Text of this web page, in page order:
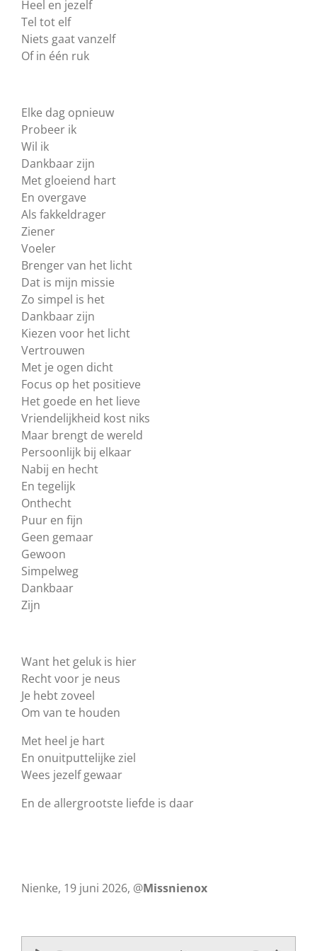
Heel en jezelf
Tel tot elf
Niets gaat vanzelf
Of in één ruk
Elke dag opnieuw
Probeer ik
Wil ik
Dankbaar zijn
Met gloeiend hart
En overgave
Als fakkeldrager
Ziener
Voeler
Brenger van het licht
Dat is mijn missie
Zo simpel is het
Dankbaar zijn
Kiezen voor het licht
Vertrouwen
Met je ogen dicht
Focus op het positieve
Het goede en het lieve
Vriendelijkheid kost niks
Maar brengt de wereld
Persoonlijk bij elkaar
Nabij en hecht
En tegelijk
Onthecht
Puur en fijn
Geen gemaar
Gewoon
Simpelweg
Dankbaar
Zijn
Want het geluk is hier
Recht voor je neus
Je hebt zoveel
Om van te houden
Met heel je hart
En onuitputtelijke ziel
Wees jezelf gewaar
En de allergrootste liefde is daar
Nienke, 19 juni 2026, @Missnienox